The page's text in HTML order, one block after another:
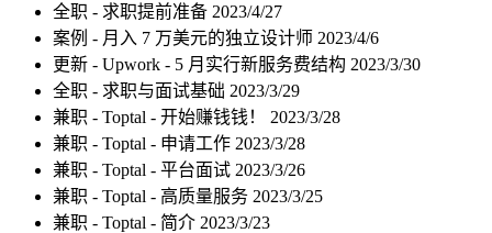
全职 - 求职提前准备 2023/4/27
案例 - 月入 7 万美元的独立设计师 2023/4/6
更新 - Upwork - 5 月实行新服务费结构 2023/3/30
全职 - 求职与面试基础 2023/3/29
兼职 - Toptal - 开始赚钱钱！ 2023/3/28
兼职 - Toptal - 申请工作 2023/3/28
兼职 - Toptal - 平台面试 2023/3/26
兼职 - Toptal - 高质量服务 2023/3/25
兼职 - Toptal - 简介 2023/3/23